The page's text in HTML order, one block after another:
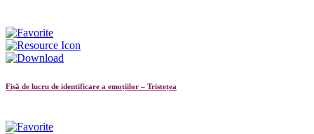
Fișă de lucru de identificare a emoțiilor – Tristețea